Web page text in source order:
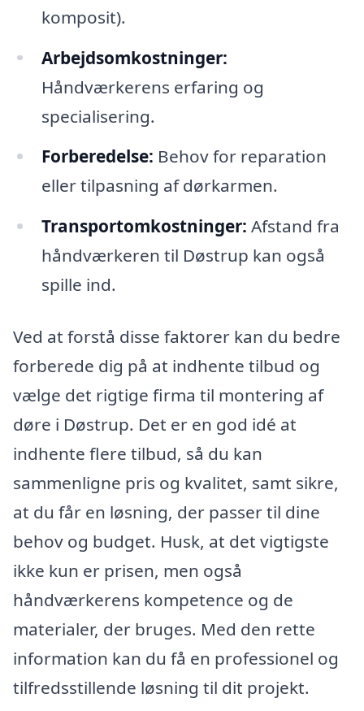
komposit).
Arbejdsomkostninger:
Håndværkerens erfaring og
specialisering.
Forberedelse: Behov for reparation
eller tilpasning af dørkarmen.
Transportomkostninger: Afstand fra
håndværkeren til Døstrup kan også
spille ind.
Ved at forstå disse faktorer kan du bedre
forberede dig på at indhente tilbud og
vælge det rigtige firma til montering af
døre i Døstrup. Det er en god idé at
indhente flere tilbud, så du kan
sammenligne pris og kvalitet, samt sikre,
at du får en løsning, der passer til dine
behov og budget. Husk, at det vigtigste
ikke kun er prisen, men også
håndværkerens kompetence og de
materialer, der bruges. Med den rette
information kan du få en professionel og
tilfredsstillende løsning til dit projekt.